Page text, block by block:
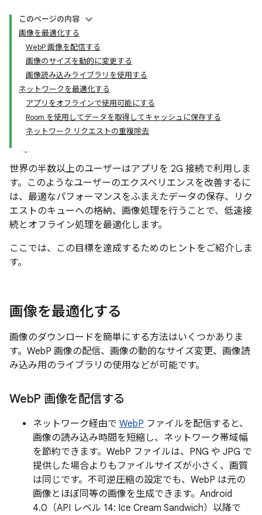
このページの内容
画像を最適化する
WebP 画像を配信する
画像のサイズを動的に変更する
画像読み込みライブラリを使用する
ネットワークを最適化する
アプリをオフラインで使用可能にする
Room を使用してデータを取得してキャッシュに保存する
ネットワーク リクエストの重複除去
世界の半数以上のユーザーはアプリを 2G 接続で利用しま
す。このようなユーザーのエクスペリエンスを改善するに
は、最適なパフォーマンスをふまえたデータの保存、リク
エストのキューへの格納、画像処理を行うことで、低速接
続とオフライン処理を最適化します。
ここでは、この目標を達成するためのヒントをご紹介しま
す。
画像を最適化する
画像のダウンロードを簡単にする方法はいくつかありま
す。WebP 画像の配信、画像の動的なサイズ変更、画像読
み込み用のライブラリの使用などが可能です。
WebP 画像を配信する
ネットワーク経由で WebP ファイルを配信すると、
画像の読み込み時間を短縮し、ネットワーク帯域幅
を節約できます。WebP ファイルは、PNG や JPG で
提供した場合よりもファイルサイズが小さく、画質
は同じです。不可逆圧縮の設定でも、WebP は元の
画像とほぼ同等の画像を生成できます。Android
4.0（API レベル 14: Ice Cream Sandwich）以降で